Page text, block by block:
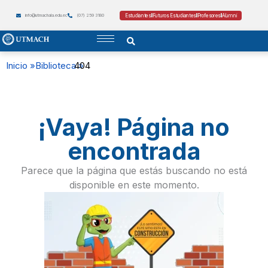
info@utmachala.edu.ec (07) 259 3180 Estudiantes Futuros Estudiantes Profesores Alumni
Inicio »Biblioteca »
404
¡Vaya! Página no
encontrada
Parece que la página que estás buscando no está
disponible en este momento.